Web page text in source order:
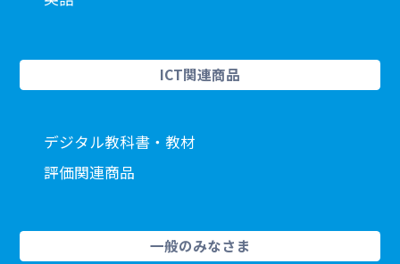
ICT関連商品
デジタル教科書・教材
評価関連商品
一般のみなさま